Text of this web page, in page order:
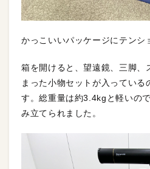
かっこいいパッケージにテンシ
箱を開けると、望遠鏡、三脚、
まった小物セットが入っている
す。総重量は約3.4kgと軽いの
み立てられました。